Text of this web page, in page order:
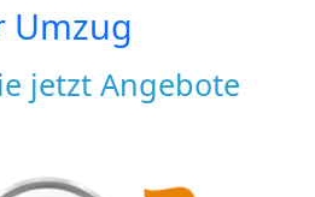
Umzug
jetzt Angebote